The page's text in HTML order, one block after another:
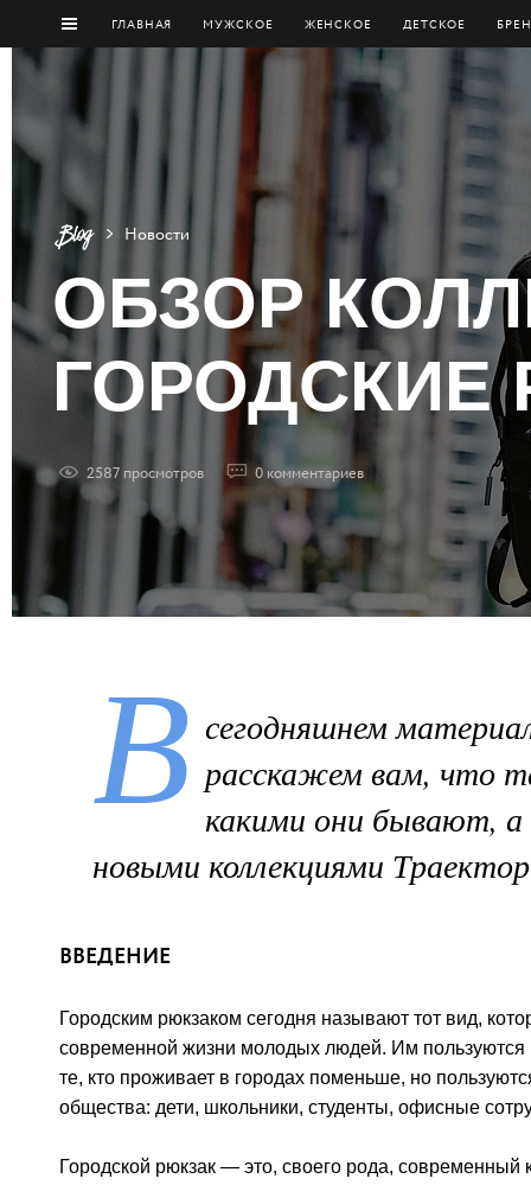
ГЛАВНАЯ МУЖCКОЕ ЖЕНСКОЕ ДЕТСКОЕ
Новости
ОБЗОР
ГОРОДСКИЕ
2587 просмотров 0 комментариев
В сегодняшнем
расскажем вам, что
какими они бывают,
новыми коллекциями
ВВЕДЕНИЕ
Городским рюкзаком сегодня называют тот вид,
современной жизни молодых людей. Им пользуются
те, кто проживает в городах поменьше, но
общества: дети, школьники, студенты, офисные
Городской рюкзак — это, своего рода,